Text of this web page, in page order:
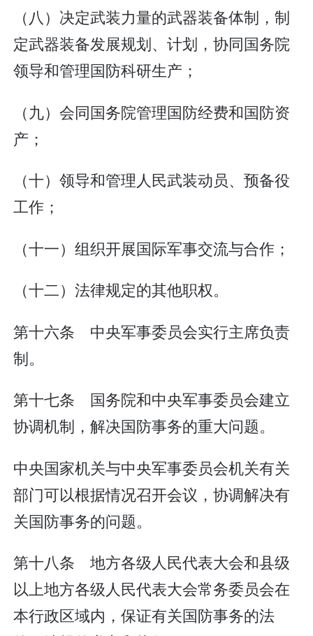
（八）决定武装力量的武器装备体制，制
定武器装备发展规划、计划，协同国务院
领导和管理国防科研生产；
（九）会同国务院管理国防经费和国防资
产；
（十）领导和管理人民武装动员、预备役
工作；
（十一）组织开展国际军事交流与合作；
（十二）法律规定的其他职权。
第十六条 中央军事委员会实行主席负责
制。
第十七条 国务院和中央军事委员会建立
协调机制，解决国防事务的重大问题。
中央国家机关与中央军事委员会机关有关
部门可以根据情况召开会议，协调解决有
关国防事务的问题。
第十八条 地方各级人民代表大会和县级
以上地方各级人民代表大会常务委员会在
本行政区域内，保证有关国防事务的法